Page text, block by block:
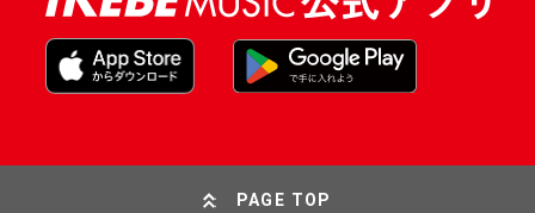
PAGE TOP